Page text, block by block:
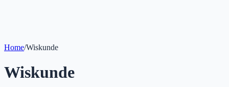
Home/Wiskunde
Wiskunde